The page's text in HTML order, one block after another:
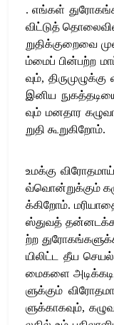
.எங்கள்
விட்டுத்
றுதிக்குறைவை
ம்மைப் பின்பற்ற
வும், திருமுழுக்கு
இனிய
வும் மனதார
றுதி கூறுகிறோம்.
உமக்கு
வ்வொன்றுக்கும்
க்கிறோம்.
ஸ்துவத்
ற்ற
யிலிட்ட
தீய
மைகளை அடிக்கடி
ளுக்கும்
ளுக்காகவும்,